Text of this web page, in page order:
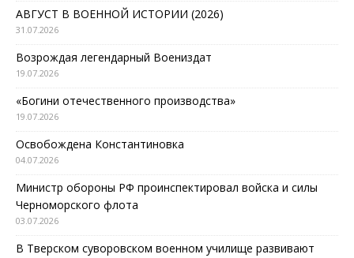
АВГУСТ В ВОЕННОЙ ИСТОРИИ (2026)
31.07.2026
Возрождая легендарный Воениздат
19.07.2026
«Богини отечественного производства»
19.07.2026
Освобождена Константиновка
04.07.2026
Министр обороны РФ проинспектировал войска и силы
Черноморского флота
03.07.2026
В Тверском суворовском военном училище развивают